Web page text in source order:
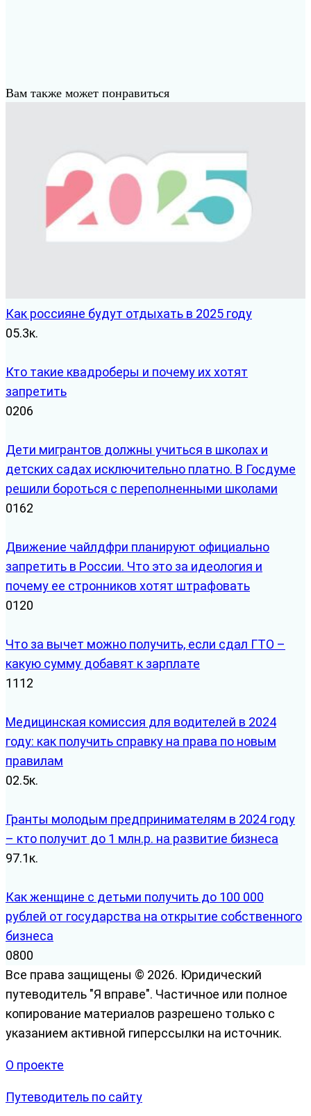
Вам также может понравиться
Как россияне будут отдыхать в 2025 году
05.3к.
Кто такие квадроберы и почему их хотят
запретить
0206
Дети мигрантов должны учиться в школах и
детских садах исключительно платно. В Госдуме
решили бороться с переполненными школами
0162
Движение чайлдфри планируют официально
запретить в России. Что это за идеология и
почему ее стронников хотят штрафовать
0120
Что за вычет можно получить, если сдал ГТО –
какую сумму добавят к зарплате
1112
Медицинская комиссия для водителей в 2024
году: как получить справку на права по новым
правилам
02.5к.
Гранты молодым предпринимателям в 2024 году
– кто получит до 1 млн.р. на развитие бизнеса
97.1к.
Как женщине с детьми получить до 100 000
рублей от государства на открытие собственного
бизнеса
0800
Все права защищены © 2026. Юридический
путеводитель "Я вправе". Частичное или полное
копирование материалов разрешено только с
указанием активной гиперссылки на источник.
О проекте
Путеводитель по сайту